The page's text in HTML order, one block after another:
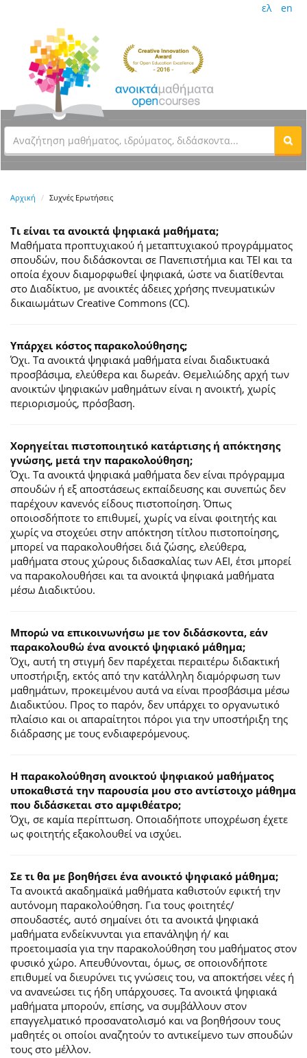
ελ en
Αρχική Συχνές Ερωτήσεις
Τι είναι τα ανοικτά ψηφιακά μαθήματα;
Μαθήματα προπτυχιακού ή μεταπτυχιακού προγράμματος
σπουδών, που διδάσκονται σε Πανεπιστήμια και ΤΕΙ και τα
οποία έχουν διαμορφωθεί ψηφιακά, ώστε να διατίθενται
στο Διαδίκτυο, με ανοικτές άδειες χρήσης πνευματικών
δικαιωμάτων Creative Commons (CC).
Υπάρχει κόστος παρακολούθησης;
Όχι. Τα ανοικτά ψηφιακά μαθήματα είναι διαδικτυακά
προσβάσιμα, ελεύθερα και δωρεάν. Θεμελιώδης αρχή των
ανοικτών ψηφιακών μαθημάτων είναι η ανοικτή, χωρίς
περιορισμούς, πρόσβαση.
Χορηγείται πιστοποιητικό κατάρτισης ή απόκτησης
γνώσης, μετά την παρακολούθηση;
Όχι. Τα ανοικτά ψηφιακά μαθήματα δεν είναι πρόγραμμα
σπουδών ή εξ αποστάσεως εκπαίδευσης και συνεπώς δεν
παρέχουν κανενός είδους πιστοποίηση. Όπως
οποιοσδήποτε το επιθυμεί, χωρίς να είναι φοιτητής και
χωρίς να στοχεύει στην απόκτηση τίτλου πιστοποίησης,
μπορεί να παρακολουθήσει διά ζώσης, ελεύθερα,
μαθήματα στους χώρους διδασκαλίας των ΑΕΙ, έτσι μπορεί
να παρακολουθήσει και τα ανοικτά ψηφιακά μαθήματα
μέσω Διαδικτύου.
Μπορώ να επικοινωνήσω με τον διδάσκοντα, εάν
παρακολουθώ ένα ανοικτό ψηφιακό μάθημα;
Όχι, αυτή τη στιγμή δεν παρέχεται περαιτέρω διδακτική
υποστήριξη, εκτός από την κατάλληλη διαμόρφωση των
μαθημάτων, προκειμένου αυτά να είναι προσβάσιμα μέσω
Διαδικτύου. Προς το παρόν, δεν υπάρχει το οργανωτικό
πλαίσιο και οι απαραίτητοι πόροι για την υποστήριξη της
διάδρασης με τους ενδιαφερόμενους.
Η παρακολούθηση ανοικτού ψηφιακού μαθήματος
υποκαθιστά την παρουσία μου στο αντίστοιχο μάθημα
που διδάσκεται στο αμφιθέατρο;
Όχι, σε καμία περίπτωση. Οποιαδήποτε υποχρέωση έχετε
ως φοιτητής εξακολουθεί να ισχύει.
Σε τι θα με βοηθήσει ένα ανοικτό ψηφιακό μάθημα;
Τα ανοικτά ακαδημαϊκά μαθήματα καθιστούν εφικτή την
αυτόνομη παρακολούθηση. Για τους φοιτητές/
σπουδαστές, αυτό σημαίνει ότι τα ανοικτά ψηφιακά
μαθήματα ενδείκνυνται για επανάληψη ή/ και
προετοιμασία για την παρακολούθηση του μαθήματος στον
φυσικό χώρο. Απευθύνονται, όμως, σε οποιονδήποτε
επιθυμεί να διευρύνει τις γνώσεις του, να αποκτήσει νέες ή
να ανανεώσει τις ήδη υπάρχουσες. Τα ανοικτά ψηφιακά
μαθήματα μπορούν, επίσης, να συμβάλλουν στον
επαγγελματικό προσανατολισμό και να βοηθήσουν τους
μαθητές οι οποίοι αναζητούν το αντικείμενο των σπουδών
τους στο μέλλον.